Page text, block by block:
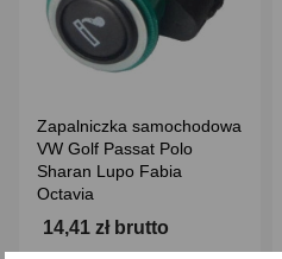
Zapalniczka samochodowa
VW Golf Passat Polo
Sharan Lupo Fabia
Octavia
14,41 zł brutto